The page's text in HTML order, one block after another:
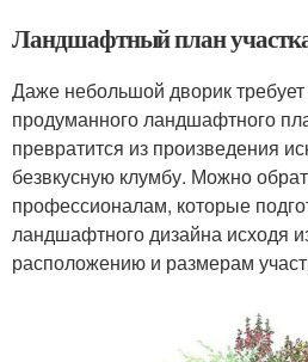
Ландшафтный план
Даже небольшой дворик
продуманного ландшафтного
превратится из произведения
безвкусную клумбу. Можно
профессионалам, которые
ландшафтного дизайна исходя
расположению и размерам